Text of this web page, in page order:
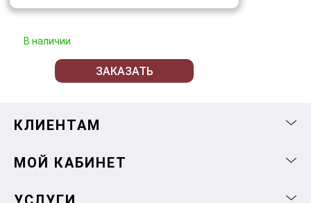
В наличии
ЗАКАЗАТЬ
КЛИЕНТАМ
МОЙ КАБИНЕТ